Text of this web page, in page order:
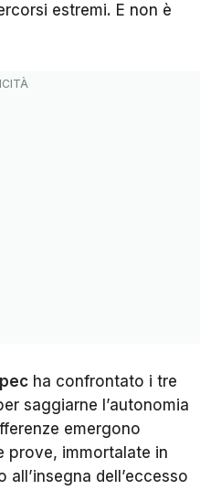
estremi. E non è
ha confrontato i tre
saggiarne l’autonomia
emergono
prove, immortalate in
all’insegna dell’eccesso